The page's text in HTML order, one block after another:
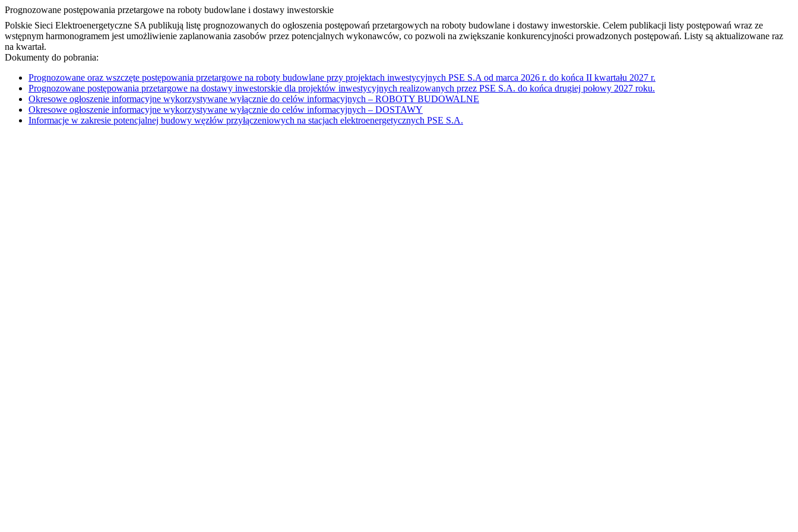
Prognozowane postępowania przetargowe na roboty budowlane i dostawy inwestorskie
Polskie Sieci Elektroenergetyczne SA publikują listę prognozowanych do ogłoszenia postępowań przetargowych na roboty budowlane i dostawy inwestorskie. Celem publikacji listy postępowań wraz ze
wstępnym harmonogramem jest umożliwienie zaplanowania zasobów przez potencjalnych wykonawców, co pozwoli na zwiększanie konkurencyjności prowadzonych postępowań. Listy są aktualizowane raz
na kwartał.
Dokumenty do pobrania:
Prognozowane oraz wszczęte postępowania przetargowe na roboty budowlane przy projektach inwestycyjnych PSE S.A od marca 2026 r. do końca II kwartału 2027 r.
Prognozowane postępowania przetargowe na dostawy inwestorskie dla projektów inwestycyjnych realizowanych przez PSE S.A. do końca drugiej połowy 2027 roku.
Okresowe ogłoszenie informacyjne wykorzystywane wyłącznie do celów informacyjnych – ROBOTY BUDOWALNE
Okresowe ogłoszenie informacyjne wykorzystywane wyłącznie do celów informacyjnych – DOSTAWY
Informacje w zakresie potencjalnej budowy węzłów przyłączeniowych na stacjach elektroenergetycznych PSE S.A.